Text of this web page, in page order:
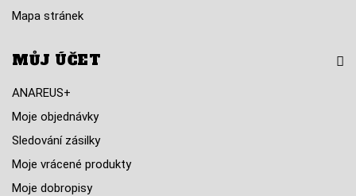
Mapa stránek
MŮJ ÚČET
ANAREUS+
Moje objednávky
Sledování zásilky
Moje vrácené produkty
Moje dobropisy